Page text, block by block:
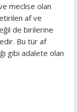
meclise olan
af ve
de birilerine
Bu tür af
gibi adalete olan